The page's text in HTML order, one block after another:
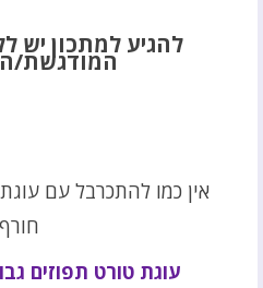
להגיע למתכון יש
המודגשת/
אין כמו להתכרבל עם
חורף
עוגת טורט תפוזים